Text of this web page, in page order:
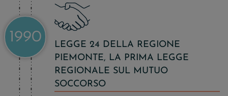
1990
LEGGE 24 DELLA REGIONE
PIEMONTE, LA PRIMA LEGGE
REGIONALE SUL MUTUO
SOCCORSO